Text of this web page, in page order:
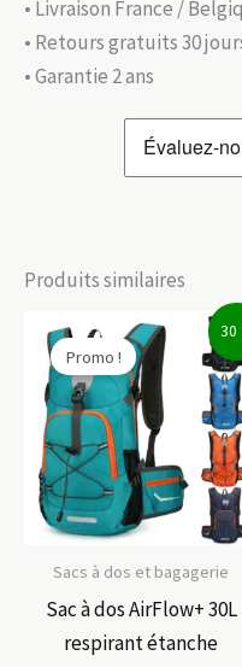
• Livraison France /
• Retours gratuits 30
• Garantie 2 ans
Produits similaires
30
Promo !
Sacs à dos et bagagerie
Sac à dos AirFlow+ 30L
respirant étanche